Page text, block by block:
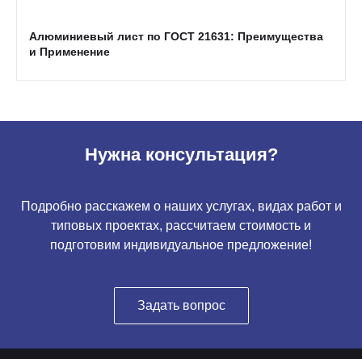
Алюминиевый лист по ГОСТ 21631: Преимущества
и Применение
Нужна консультация?
Подробно расскажем о наших услугах, видах работ и
типовых проектах, рассчитаем стоимость и
подготовим индивидуальное предложение!
Задать вопрос